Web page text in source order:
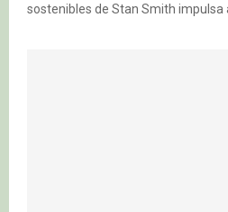
sostenibles de Stan Smith impulsa a